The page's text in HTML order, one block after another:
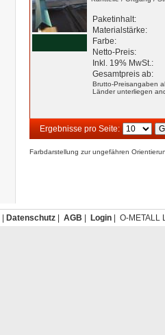
Paketinhalt:
Materialstärke:
Farbe:
Netto-Preis:
Inkl. 19% MwSt.:
Gesamtpreis ab:
Brutto-Preisangaben
Länder unterliegen
Ergebnisse pro Seite:
Farbdarstellung zur ungefähren
Datenschutz| AGB Login| O-METALL